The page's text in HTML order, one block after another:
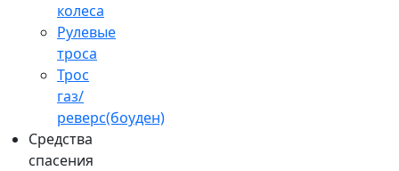
колеса
Рулевые
троса
Трос
газ/
реверс(боуден)
Средства
спасения